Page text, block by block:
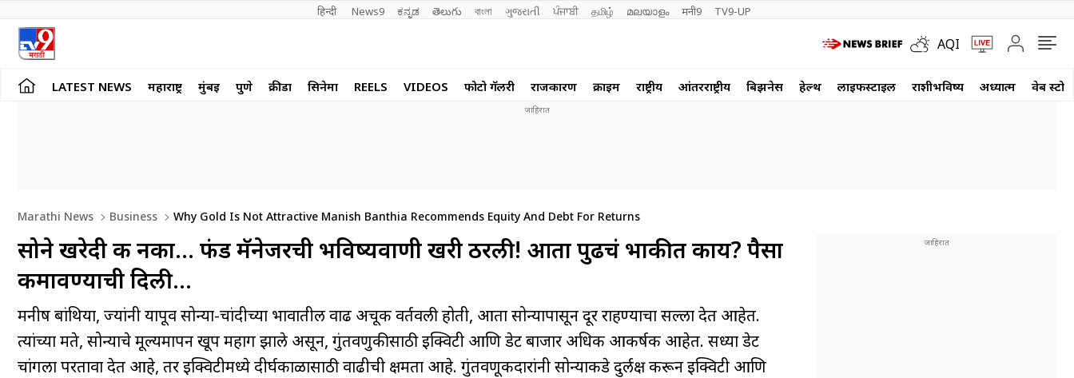
हिन्दी News9 ಕನ್ನಡ తెలుగు বাংলা ગુજરાતી ਪੰਜਾਬੀ தமிழ் മലയാളം मनी9 TV9-UP
AQI
LATEST NEWS महाराष्ट्र मुंबई पुणे क्रीडा सिनेमा REELS VIDEOS फोटो गॅलरी राजकारण क्राईम राष्ट्रीय आंतरराष्ट्रीय बिझनेस हेल्थ लाईफस्टाईल राशीभविष्य अध्यात्म वेब
Marathi News Business Why Gold Is Not Attractive Manish Banthia Recommends Equity And Debt For Returns
सोने खरेदी करू नका… फंड मॅनेजरची भविष्यवाणी खरी ठरली! आता पुढचं भाकीत काय? पैसा
कमावण्याची दिली…
मनीष बांथिया, ज्यांनी यापूर्वी सोन्या-चांदीच्या भावातील वाढ अचूक वर्तवली होती, आता सोन्यापासून दूर राहण्याचा सल्ला देत आहेत.
त्यांच्या मते, सोन्याचे मूल्यमापन खूप महाग झाले असून, गुंतवणुकीसाठी इक्विटी आणि डेट बाजार अधिक आकर्षक आहेत. सध्या डेट
चांगला परतावा देत आहे, तर इक्विटीमध्ये दीर्घकाळासाठी वाढीची क्षमता आहे. गुंतवणूकदारांनी सोन्याकडे दुर्लक्ष करून इक्विटी आणि